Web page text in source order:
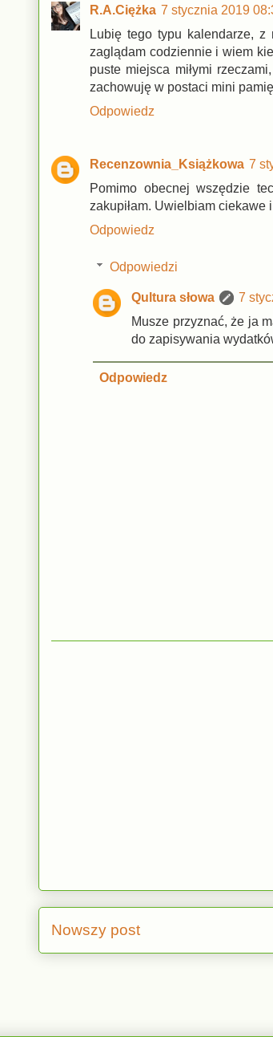
R.A.Ciężka 7 stycznia 2019
Lubię tego typu kalendarze,
zaglądam codziennie i wiem
puste miejsca miłymi
zachowuję w postaci mini
Odpowiedz
Recenzownia_Książkowa 7
Pomimo obecnej wszędzie
zakupiłam. Uwielbiam ciekawe
Odpowiedz
Odpowiedzi
Qultura słowa
7
Musze przyznać, że ja
do zapisywania
Odpowiedz
Nowszy post